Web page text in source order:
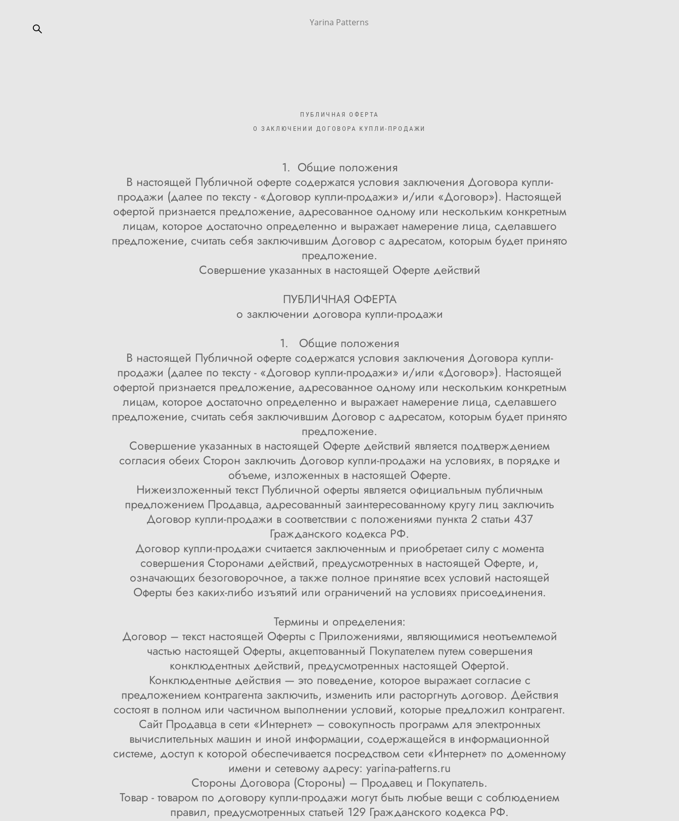
Yarina Patterns
ПУБЛИЧНАЯ ОФЕРТА
О ЗАКЛЮЧЕНИИ ДОГОВОРА КУПЛИ-ПРОДАЖИ
1. Общие положения
В настоящей Публичной оферте содержатся условия заключения Договора купли-
продажи (далее по тексту - «Договор купли-продажи» и/или «Договор»). Настоящей
офертой признается предложение, адресованное одному или нескольким конкретным
лицам, которое достаточно определенно и выражает намерение лица, сделавшего
предложение, считать себя заключившим Договор с адресатом, которым будет принято
предложение.
Совершение указанных в настоящей Оферте действий
ПУБЛИЧНАЯ ОФЕРТА
о заключении договора купли-продажи
1. Общие положения
В настоящей Публичной оферте содержатся условия заключения Договора купли-
продажи (далее по тексту - «Договор купли-продажи» и/или «Договор»). Настоящей
офертой признается предложение, адресованное одному или нескольким конкретным
лицам, которое достаточно определенно и выражает намерение лица, сделавшего
предложение, считать себя заключившим Договор с адресатом, которым будет принято
предложение.
Совершение указанных в настоящей Оферте действий является подтверждением
согласия обеих Сторон заключить Договор купли-продажи на условиях, в порядке и
объеме, изложенных в настоящей Оферте.
Нижеизложенный текст Публичной оферты является официальным публичным
предложением Продавца, адресованный заинтересованному кругу лиц заключить
Договор купли-продажи в соответствии с положениями пункта 2 статьи 437
Гражданского кодекса РФ.
Договор купли-продажи считается заключенным и приобретает силу с момента
совершения Сторонами действий, предусмотренных в настоящей Оферте, и,
означающих безоговорочное, а также полное принятие всех условий настоящей
Оферты без каких-либо изъятий или ограничений на условиях присоединения.
Термины и определения:
Договор – текст настоящей Оферты с Приложениями, являющимися неотъемлемой
частью настоящей Оферты, акцептованный Покупателем путем совершения
конклюдентных действий, предусмотренных настоящей Офертой.
Конклюдентные действия — это поведение, которое выражает согласие с
предложением контрагента заключить, изменить или расторгнуть договор. Действия
состоят в полном или частичном выполнении условий, которые предложил контрагент.
Сайт Продавца в сети «Интернет» – совокупность программ для электронных
вычислительных машин и иной информации, содержащейся в информационной
системе, доступ к которой обеспечивается посредством сети «Интернет» по доменному
имени и сетевому адресу: yarina-patterns.ru
Стороны Договора (Стороны) – Продавец и Покупатель.
Товар - товаром по договору купли-продажи могут быть любые вещи с соблюдением
правил, предусмотренных статьей 129 Гражданского кодекса РФ.